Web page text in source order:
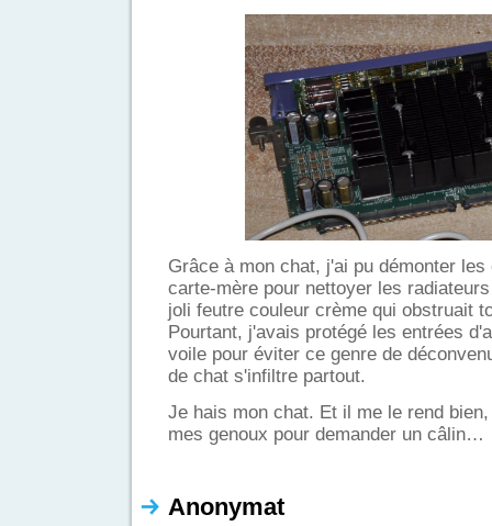
Grâce à mon chat, j'ai pu démonter
carte-mère pour nettoyer les
joli feutre couleur crème qui obstruait
Pourtant, j'avais protégé les entrées
voile pour éviter ce genre de
de chat s'infiltre partout.
Je hais mon chat. Et il me le rend
mes genoux pour demander un câlin…
Anonymat